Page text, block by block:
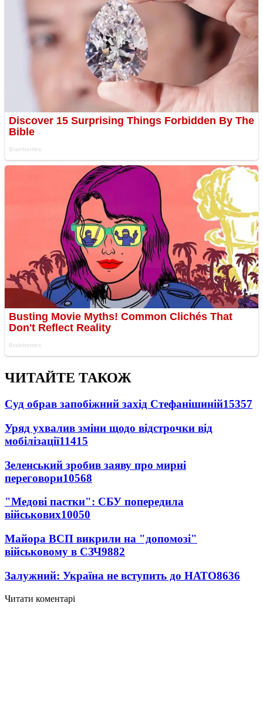
ЧИТАЙТЕ ТАКОЖ
Суд обрав запобіжний захід Стефанішиній15357
Уряд ухвалив зміни щодо відстрочки від
мобілізації11415
Зеленський зробив заяву про мирні
переговори10568
"Медові пастки": СБУ попередила
військових10050
Майора ВСП викрили на "допомозі"
військовому в СЗЧ9882
Залужний: Україна не вступить до НАТО8636
Читати коментарі